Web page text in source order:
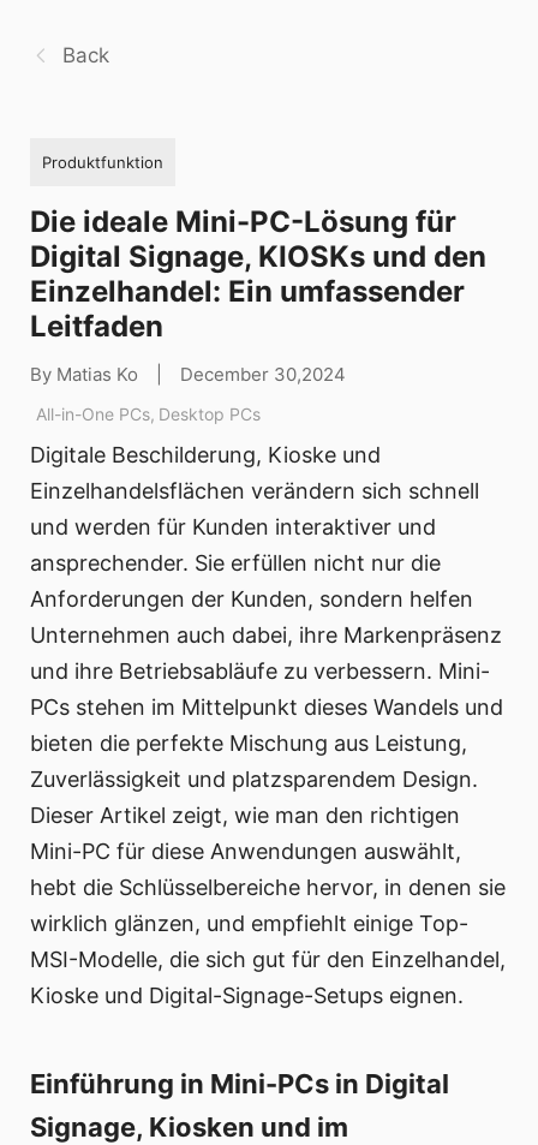
Back
Produktfunktion
Die ideale Mini-PC-Lösung für
Digital Signage, KIOSKs und den
Einzelhandel: Ein umfassender
Leitfaden
By Matias Ko December 30,2024
All-in-One PCs, Desktop PCs
Digitale Beschilderung, Kioske und
Einzelhandelsflächen verändern sich schnell
und werden für Kunden interaktiver und
ansprechender. Sie erfüllen nicht nur die
Anforderungen der Kunden, sondern helfen
Unternehmen auch dabei, ihre Markenpräsenz
und ihre Betriebsabläufe zu verbessern. Mini-
PCs stehen im Mittelpunkt dieses Wandels und
bieten die perfekte Mischung aus Leistung,
Zuverlässigkeit und platzsparendem Design.
Dieser Artikel zeigt, wie man den richtigen
Mini-PC für diese Anwendungen auswählt,
hebt die Schlüsselbereiche hervor, in denen sie
wirklich glänzen, und empfiehlt einige Top-
MSI-Modelle, die sich gut für den Einzelhandel,
Kioske und Digital-Signage-Setups eignen.
Einführung in Mini-PCs in Digital
Signage, Kiosken und im